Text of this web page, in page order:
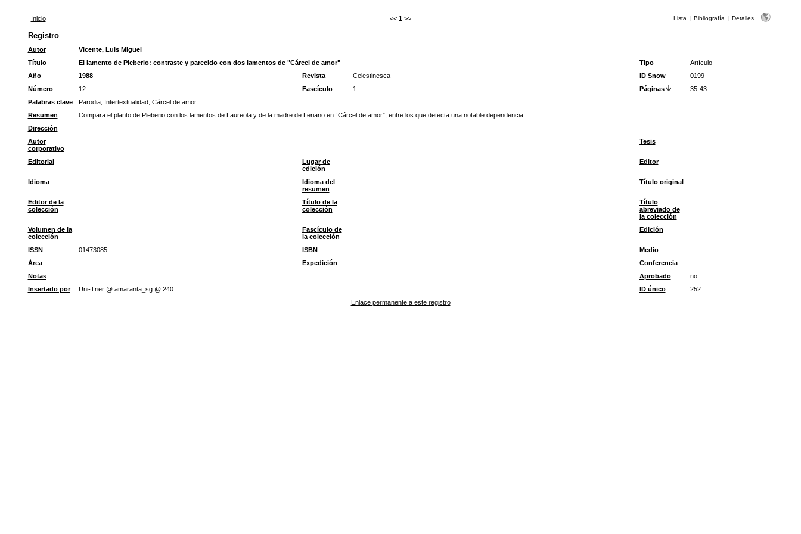
Inicio << 1 >> Lista | Bibliografía | Detalles
Registro
Autor
Vicente, Luis Miguel
Título
El lamento de Pleberio: contraste y parecido con dos lamentos de "Cárcel de amor" Tipo
Artículo
Año
1988 Revista Celestinesca ID Snow
0199
Número
12 Fascículo 1 Páginas
35-43
Palabras clave
Parodia; Intertextualidad; Cárcel de amor
Resumen
Compara el planto de Pleberio con los lamentos de Laureola y de la madre de Leriano en “Cárcel de amor”, entre los que detecta una notable dependencia.
Dirección
Autor
corporativo
Tesis
Editorial
Lugar de
edición
Editor
Idioma
Idioma del
resumen
Título original
Editor de la
colección
Título de la
colección
Título
abreviado de
la colección
Volumen de la
colección
Fascículo de
la colección
Edición
ISSN 01473085 ISBN
Medio
Área
Expedición
Conferencia
Notas
Aprobado
no
Insertado por
Uni-Trier @ amaranta_sg @ 240 ID único
252
Enlace permanente a este registro